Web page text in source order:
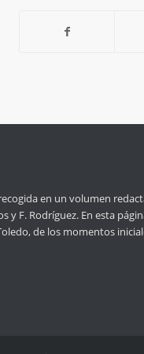
en un volumen
y F. Rodríguez. En esta
de los momentos